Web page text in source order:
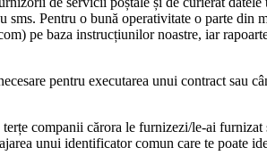
Pentru o bună operativitate o parte din
pe baza instrucțiunilor noastre, iar
pentru executarea unui contract sau
companii cărora le furnizezi/le-ai furnizat
unui identificator comun care te poate